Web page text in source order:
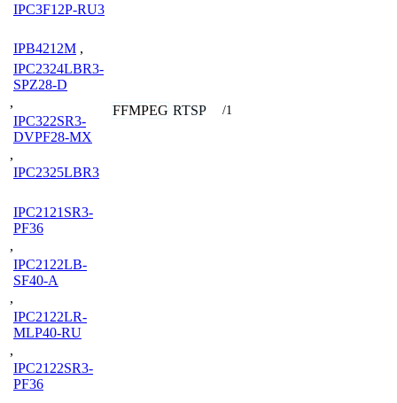
IPC3F12P-RU3
IPB4212M ,
IPC2324LBR3-
SPZ28-D
,
IPC322SR3-
DVPF28-MX
,
IPC2325LBR3
FFMPEG RTSP /1
IPC2121SR3-
PF36
,
IPC2122LB-
SF40-A
,
IPC2122LR-
MLP40-RU
,
IPC2122SR3-
PF36